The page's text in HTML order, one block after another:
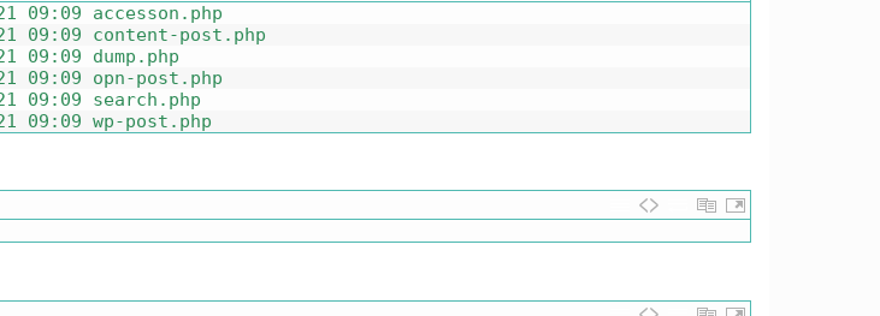
09 : 09 accesson . php
09 : 09 content-post . php
09 : 09 dump . php
09 : 09 opn-post . php
09 : 09 search . php
09 : 09 wp-post . php